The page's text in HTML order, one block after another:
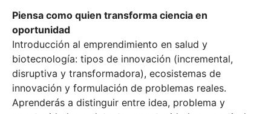
Piensa como quien transforma ciencia en
oportunidad
Introducción al emprendimiento en salud y
biotecnología: tipos de innovación (incremental,
disruptiva y transformadora), ecosistemas de
innovación y formulación de problemas reales.
Aprenderás a distinguir entre idea, problema y